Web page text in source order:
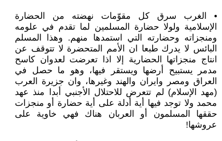
• الغرب سرق كل مقوّمات نهضته من الحضارة
الإسلامية ولولا حضارة المسلمين لما تقدم في علومه
ومنجزاته وحضارته التي استمدها منهم. وهذا المسلم
البائس لا يدرك طبعا ان الأمم المتحضرة لا تتوقف عن
انتاج منجزاتها الحضارية إلا اذا تعرضت لعدوان كاسح
مدمر يستبيح أرضها ويستقر فيها، وهو ما حصل في
العراق ومصر وايران والهند وغيرها، وان جزيرة العرب
(مهد الإسلام) لم تتعرض للاحتلال الأجنبي أبدا منذ عهد
محمد ولا توجد فيها أية أدلة على أية حضارة أو منجزات
حققها المسلمون أو العربان هناك فهي خاوية على
عروشها!